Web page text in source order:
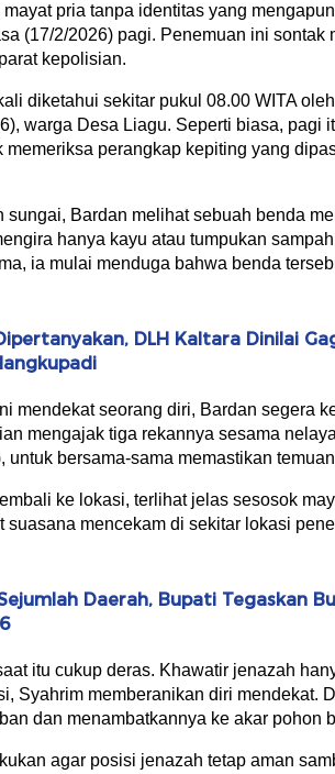
pria tanpa identitas yang
(17/2/2026) pagi. Penemuan ini sontak
kepolisian.
diketahui sekitar pukul 08.00 WITA
warga Desa Liagu. Seperti biasa, pagi
memeriksa perangkap kepiting yang
sungai, Bardan melihat sebuah benda
hanya kayu atau tumpukan
ia mulai menduga bahwa benda
DLH Kaltara Dinilai
mendekat seorang diri, Bardan segera
mengajak tiga rekannya sesama
untuk bersama-sama memastikan
ke lokasi, terlihat jelas sesosok
suasana mencekam di sekitar lokasi
Daerah, Bupati Tegaskan
itu cukup deras. Khawatir jenazah
Syahrim memberanikan diri mendekat.
dan menambatkannya ke akar pohon
agar posisi jenazah tetap aman